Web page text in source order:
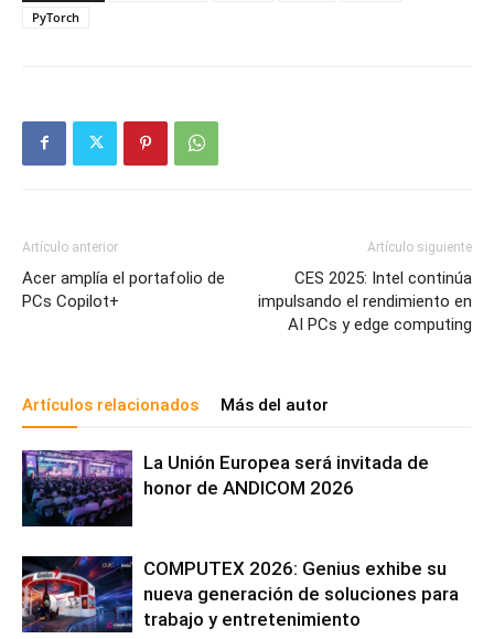
PyTorch
Artículo anterior
Acer amplía el portafolio de
PCs Copilot+
Artículo siguiente
CES 2025: Intel continúa
impulsando el rendimiento en
AI PCs y edge computing
Artículos relacionados Más del autor
La Unión Europea será invitada de
honor de ANDICOM 2026
COMPUTEX 2026: Genius exhibe su
nueva generación de soluciones para
trabajo y entretenimiento